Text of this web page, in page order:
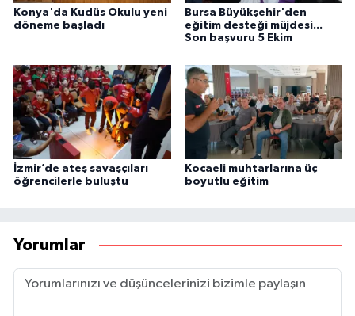
Konya'da Kudüs Okulu yeni
döneme başladı
Bursa Büyükşehir'den
eğitim desteği müjdesi...
Son başvuru 5 Ekim
İzmir’de ateş savaşçıları
öğrencilerle buluştu
Kocaeli muhtarlarına üç
boyutlu eğitim
Yorumlar